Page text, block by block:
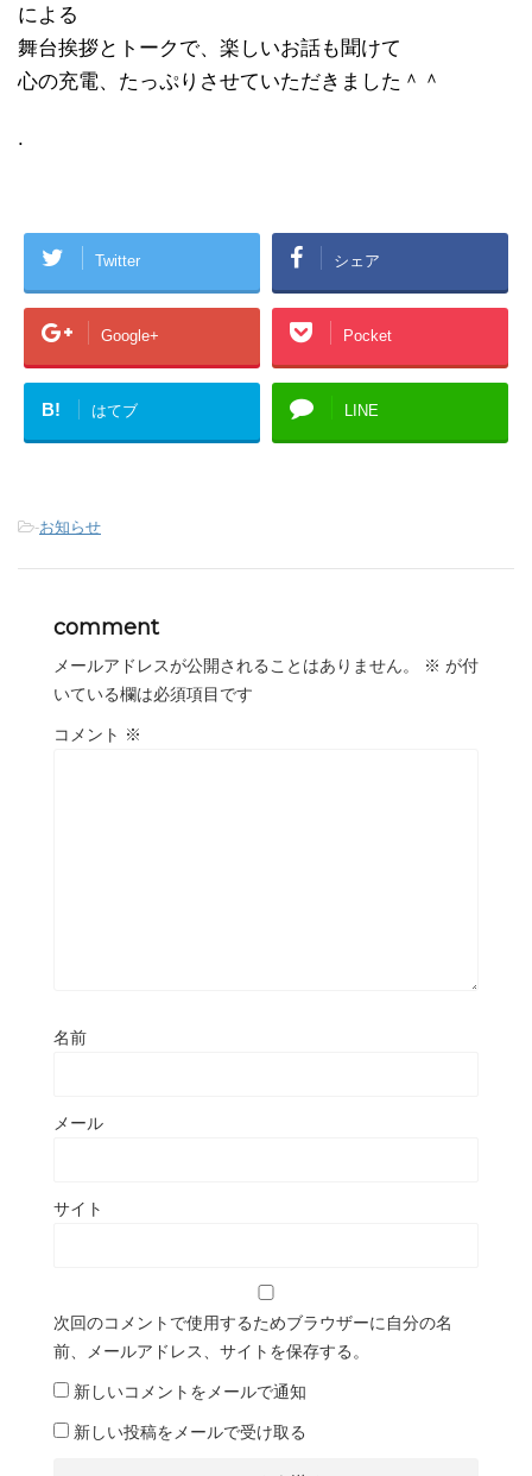
による
舞台挨拶とトークで、楽しいお話も聞けて
心の充電、たっぷりさせていただきました＾＾
.
Twitter シェア
Google+ Pocket
B! はてブ LINE
-お知らせ
comment
メールアドレスが公開されることはありません。 ※ が付
いている欄は必須項目です
コメント ※
名前
メール
サイト
次回のコメントで使用するためブラウザーに自分の名
前、メールアドレス、サイトを保存する。
新しいコメントをメールで通知
新しい投稿をメールで受け取る